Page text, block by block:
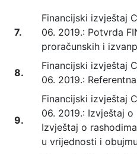
7.
Financijski izvještaj
06. 2019.: Potvrda
proračunskih i
8.
Financijski izvještaj
06. 2019.:
9.
Financijski izvještaj
06. 2019.: Izvještaj
Izvještaj o
u vrijednosti i